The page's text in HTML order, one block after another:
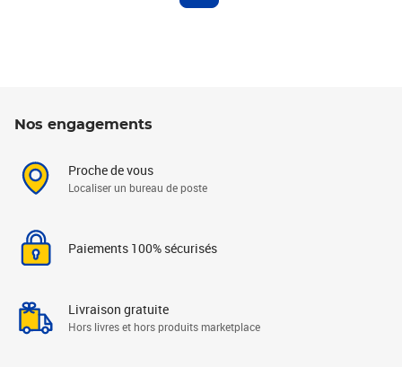
Nos engagements
Proche de vous
Localiser un bureau de poste
Paiements 100% sécurisés
Livraison gratuite
Hors livres et hors produits marketplace